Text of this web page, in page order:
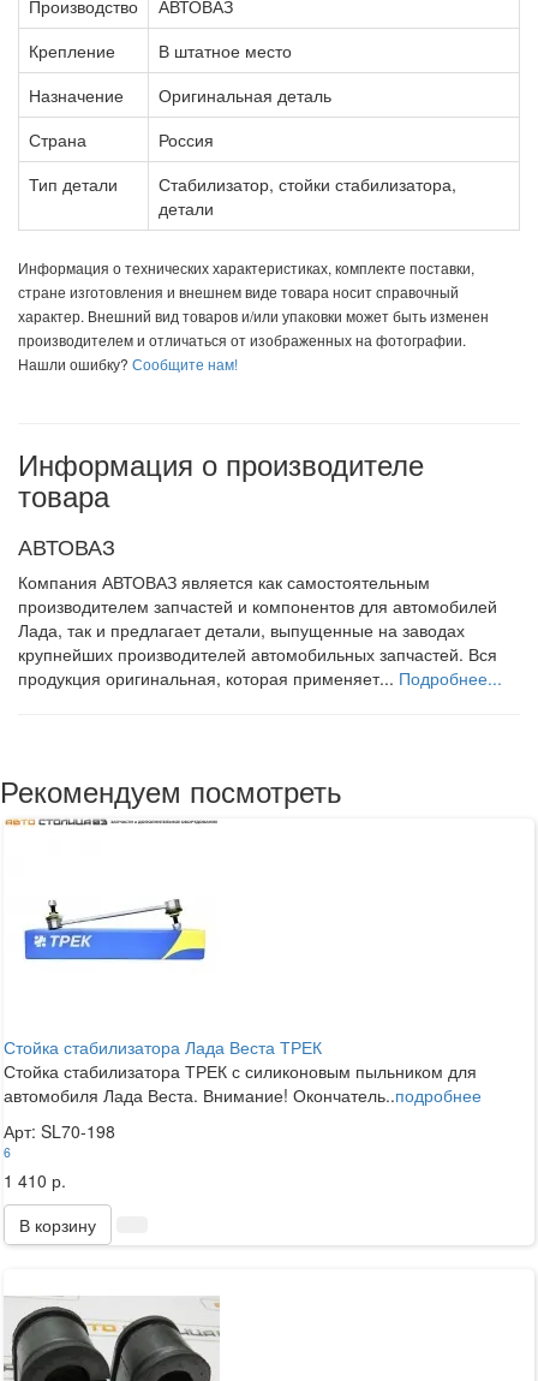
Производство
АВТОВАЗ
Крепление
В штатное место
Назначение
Оригинальная деталь
Страна
Россия
Тип детали
Стабилизатор, стойки стабилизатора,
детали
Информация о технических характеристиках, комплекте поставки,
стране изготовления и внешнем виде товара носит справочный
характер. Внешний вид товаров и/или упаковки может быть изменен
производителем и отличаться от изображенных на фотографии.
Нашли ошибку? Сообщите нам!
Информация о производителе
товара
АВТОВАЗ
Компания АВТОВАЗ является как самостоятельным
производителем запчастей и компонентов для автомобилей
Лада, так и предлагает детали, выпущенные на заводах
крупнейших производителей автомобильных запчастей. Вся
продукция оригинальная, которая применяет... Подробнее...
Рекомендуем посмотреть
Стойка стабилизатора Лада Веста ТРЕК
Стойка стабилизатора ТРЕК с силиконовым пыльником для
автомобиля Лада Веста. Внимание! Окончатель..подробнее
Арт: SL70-198
6
1 410 р.
В корзину